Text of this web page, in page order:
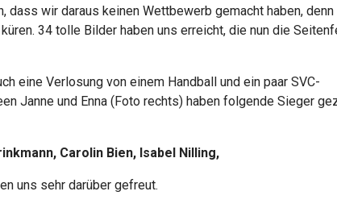
dass wir daraus keinen Wettbewerb gemacht haben,
34 tolle Bilder haben uns erreicht, die nun die
eine Verlosung von einem Handball und ein paar SVC-
Janne und Enna (Foto rechts) haben folgende Sieger
Carolin Bien, Isabel Nilling,
uns sehr darüber gefreut.